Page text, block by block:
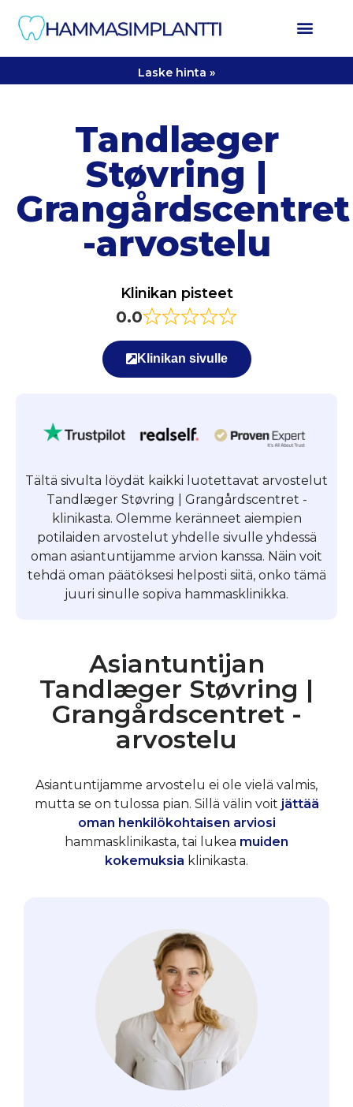
Laske hinta »
Tandlæger
Støvring |
Grangårdscentret
-arvostelu
Klinikan pisteet
0.0
Klinikan sivulle
Tältä sivulta löydät kaikki luotettavat arvostelut
Tandlæger Støvring | Grangårdscentret -
klinikasta. Olemme keränneet aiempien
potilaiden arvostelut yhdelle sivulle yhdessä
oman asiantuntijamme arvion kanssa. Näin voit
tehdä oman päätöksesi helposti siitä, onko tämä
juuri sinulle sopiva hammasklinikka.
Asiantuntijan
Tandlæger Støvring |
Grangårdscentret -
arvostelu
Asiantuntijamme arvostelu ei ole vielä valmis,
mutta se on tulossa pian. Sillä välin voit jättää
oman henkilökohtaisen arviosi
hammasklinikasta, tai lukea muiden
kokemuksia klinikasta.